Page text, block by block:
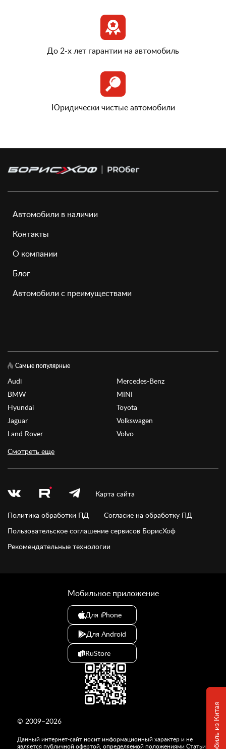
До 2-х лет гарантии на автомобиль
Юридически чистые автомобили
Автомобили в наличии
Контакты
О компании
Блог
Автомобили с преимуществами
Самые популярные
Audi
BMW
Hyundai
Jaguar
Land Rover
Mercedes-Benz
MINI
Toyota
Volkswagen
Volvo
Смотреть еще
Карта сайта
Политика обработки ПД
Согласие на обработку ПД
Пользовательское соглашение сервисов БорисХоф
Рекомендательные технологии
© 2009–2026
Данный интернет-сайт носит информационный характер и не
является публичной офертой, определяемой положениями Статьи
Мобильное приложение
Для iPhone
Для Android
RuStore